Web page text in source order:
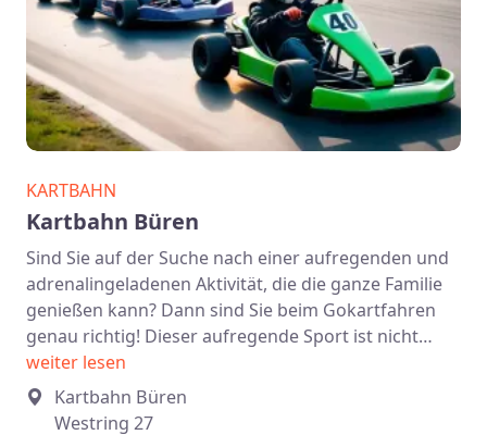
KARTBAHN
Kartbahn Büren
Sind Sie auf der Suche nach einer aufregenden und
adrenalingeladenen Aktivität, die die ganze Familie
genießen kann? Dann sind Sie beim Gokartfahren
genau richtig! Dieser aufregende Sport ist nicht…
weiter lesen
Kartbahn Büren
Westring 27